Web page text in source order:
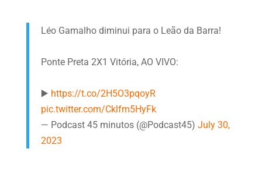
Léo Gamalho diminui para o Leão da Barra!
Ponte Preta 2X1 Vitória, AO VIVO:
▶️ https://t.co/2H5O3pqoyR
pic.twitter.com/Cklfm5HyFk
— Podcast 45 minutos (@Podcast45) July 30,
2023